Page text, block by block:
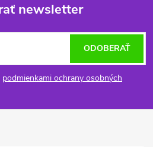
newsletter
podmienkami ochrany osobných
ODOBERAŤ